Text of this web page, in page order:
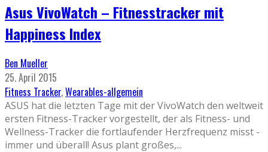
Asus VivoWatch – Fitnesstracker mit
Happiness Index
Ben Mueller
25. April 2015
Fitness Tracker,Wearables-allgemein
ASUS hat die letzten Tage mit der VivoWatch den weltweit
ersten Fitness-Tracker vorgestellt, der als Fitness- und
Wellness-Tracker die fortlaufender Herzfrequenz misst -
immer und überall! Asus plant großes,...